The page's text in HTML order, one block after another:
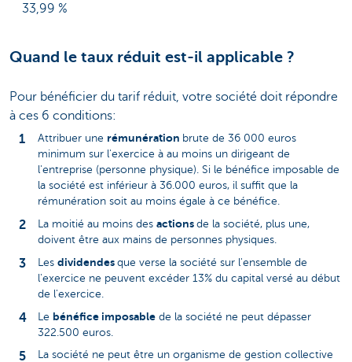
33,99 %
Quand le taux réduit est-il applicable ?
Pour bénéficier du tarif réduit, votre société doit répondre
à ces 6 conditions:
Attribuer une rémunération brute de 36 000 euros
minimum sur l'exercice à au moins un dirigeant de
l'entreprise (personne physique). Si le bénéfice imposable de
la société est inférieur à 36.000 euros, il suffit que la
rémunération soit au moins égale à ce bénéfice.
La moitié au moins des actions de la société, plus une,
doivent être aux mains de personnes physiques.
Les dividendes que verse la société sur l'ensemble de
l'exercice ne peuvent excéder 13% du capital versé au début
de l'exercice.
Le bénéfice imposable de la société ne peut dépasser
322.500 euros.
La société ne peut être un organisme de gestion collective